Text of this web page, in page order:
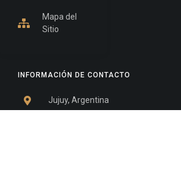
INFORMACIÓN DE CONTACTO
Jujuy, Argentina
Mapa del
Sitio